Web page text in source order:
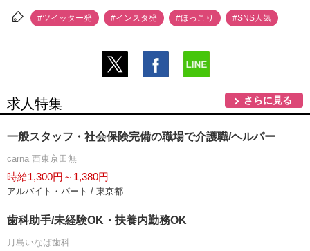
#ツイッター発 #インスタ発 #ほっこり #SNS人気
求人特集 さらに見る
一般スタッフ・社会保険完備の職場で介護職/ヘルパー
carna 西東京田無
時給1,300円～1,380円
アルバイト・パート / 東京都
歯科助手/未経験OK・扶養内勤務OK
月島いなば歯科